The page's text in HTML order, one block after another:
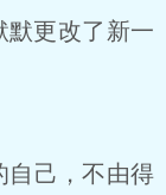
默更改了新一
己，不由得